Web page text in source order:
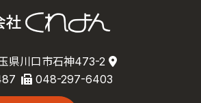
県川口市石神473-2
048-297-6403